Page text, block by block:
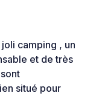
camping , un
et de très
situé pour